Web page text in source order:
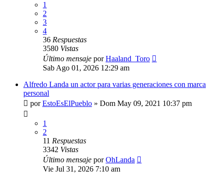
1
2
3
4
36 Respuestas
3580 Vistas
Último mensaje porHaaland_Toro
Sab Ago 01, 2026 12:29 am
Alfredo Landa un actor para varias generaciones con marca
personal
porEstoEsElPueblo » Dom May 09, 2021 10:37 pm
1
2
11 Respuestas
3342 Vistas
Último mensaje porOhLanda
Vie Jul 31, 2026 7:10 am